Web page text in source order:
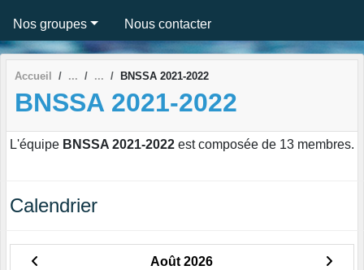
Nos groupes Nous contacter
Accueil BNSSA 2021-2022
BNSSA 2021-2022
L'équipe BNSSA 2021-2022 est composée de 13 membres.
Calendrier
Août 2026